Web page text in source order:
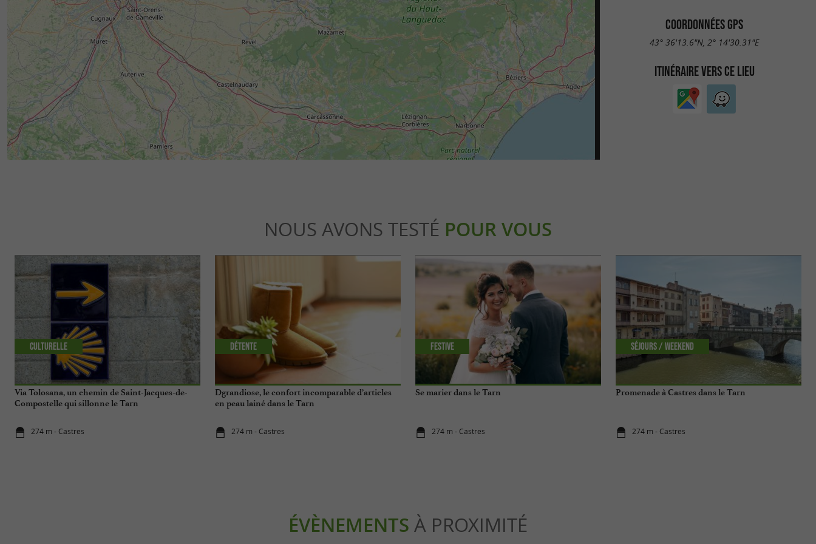
COORDONNÉES GPS
43° 36'13.6"N, 2° 14'30.31"E
ITINÉRAIRE VERS CE LIEU
NOUS AVONS TESTÉ POUR VOUS
Via Tolosana, un chemin de Saint-Jacques-de-
Compostelle qui sillonne le Tarn
274 m - Castres
Culturelle
Dgrandiose, le confort incomparable d’articles
en peau lainé dans le Tarn
274 m - Castres
Détente
Se marier dans le Tarn
274 m - Castres
Festive
Promenade à Castres dans le Tarn
274 m - Castres
Séjours / Weekend
ÉVÈNEMENTS À PROXIMITÉ